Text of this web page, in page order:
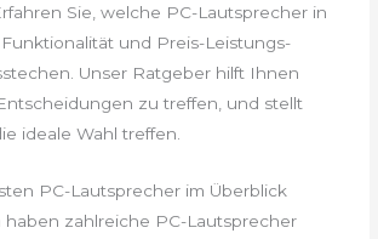
Sie, welche PC-Lautsprecher in
und Preis-Leistungs-
Unser Ratgeber hilft Ihnen
zu treffen, und stellt
ideale Wahl treffen.
PC-Lautsprecher im Überblick
haben zahlreiche PC-Lautsprecher